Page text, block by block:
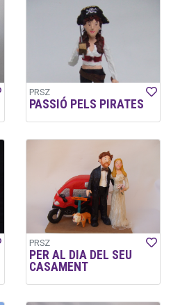
PRSZ
PASSIÓ PELS PIRATES
PRSZ
PER AL DIA DEL SEU
CASAMENT